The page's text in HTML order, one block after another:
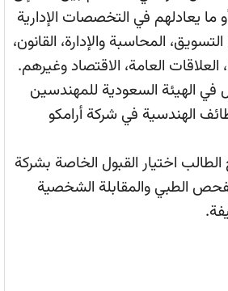
أو 3.5 إلى 5 أو ما يعادلهم في التخصصات الإدارية
المحاسبة والإدارة، القانون،
العلاقات العامة، الاقتصاد وغيرهم.
الهيئة السعودية للمهندسين
الهندسية في شركة أرامكو
اختيار القبول الخاصة بشركة
الطبي والمقابلة الشخصية